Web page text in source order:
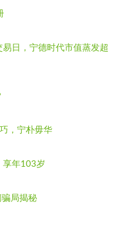
日，宁德时代市值蒸发超
，宁朴毋华
享年103岁
局揭秘